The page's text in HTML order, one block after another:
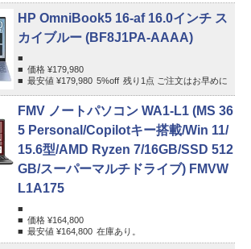
HP OmniBook5 16-af 16.0インチ ス
カイブルー (BF8J1PA-AAAA)
価格 ¥179,980
最安値 ¥179,980 5%off 残り1点 ご注文はお早めに
FMV ノートパソコン WA1-L1 (MS 36
5 Personal/Copilotキー搭載/Win 11/
15.6型/AMD Ryzen 7/16GB/SSD 512
GB/スーパーマルチドライブ) FMVW
L1A175
価格 ¥164,800
最安値 ¥164,800 在庫あり。